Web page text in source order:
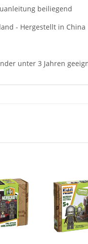
beiliegend
- Hergestellt in China
unter 3 Jahren